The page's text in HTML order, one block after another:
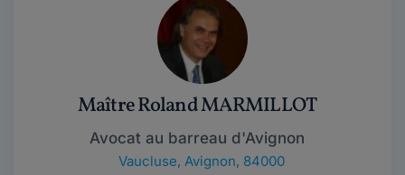
Maître Roland MARMILLOT
Avocat au barreau d'Avignon
Vaucluse, Avignon, 84000